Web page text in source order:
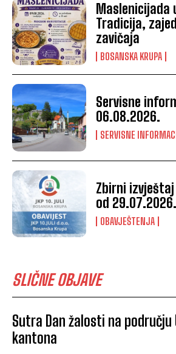
Maslenicijada
Tradicija,
zavičaja
BOSANSKA KRUPA
Servisne
06.08.2026.
SERVISNE
Zbirni
od 29.07.2026.
OBAVJEŠTENJA
SLIČNE OBJAVE
Sutra Dan žalosti na
kantona